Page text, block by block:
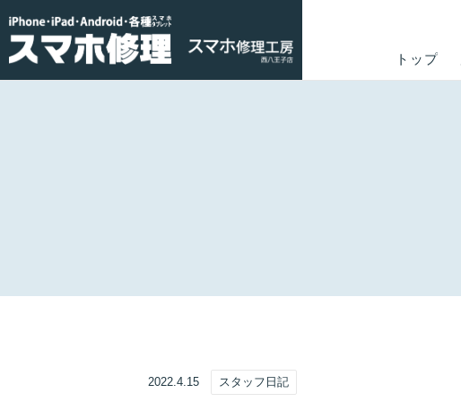
トップ
2022.4.15 スタッフ日記